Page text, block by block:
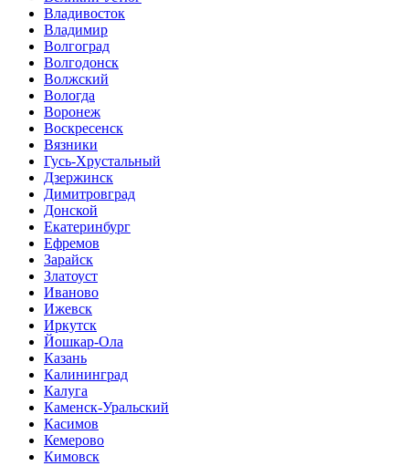
Владивосток
Владимир
Волгоград
Волгодонск
Волжский
Вологда
Воронеж
Воскресенск
Вязники
Гусь-Хрустальный
Дзержинск
Димитровград
Донской
Екатеринбург
Ефремов
Зарайск
Златоуст
Иваново
Ижевск
Иркутск
Йошкар-Ола
Казань
Калининград
Калуга
Каменск-Уральский
Касимов
Кемерово
Кимовск